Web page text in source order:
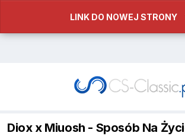
LINK DO NOWEJ STRONY
Diox x Miuosh - Sposób Na